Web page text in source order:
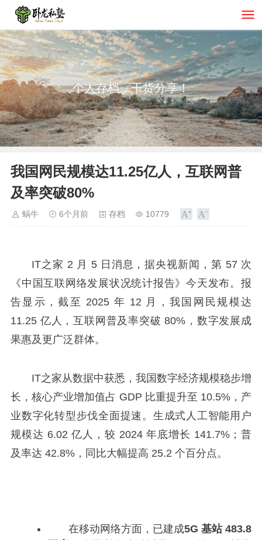
个人存档，干货分享！
我国网民规模达11.25亿人，互联网普
及率突破80%
蜗牛 6个月前 存档 10779
IT之家 2 月 5 日消息，据央视新闻，第 57 次
《中国互联网络发展状况统计报告》今天发布。报
告显示，截至 2025 年 12 月，我国网民规模达
11.25 亿人，互联网普及率突破 80%，数字发展成
果惠及更广泛群体。
IT之家从数据中获悉，我国数字经济规模稳步增
长，核心产业增加值占 GDP 比重提升至 10.5%，产
业数字化转型步伐全面提速。生成式人工智能用户
规模达 6.02 亿人，较 2024 年底增长 141.7%；普
及率达 42.8%，同比大幅提高 25.2 个百分点。
在移动网络方面，已建成5G 基站 483.8